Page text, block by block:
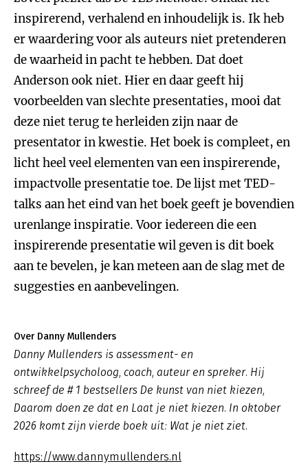
inspirerend, verhalend en inhoudelijk is. Ik heb
er waardering voor als auteurs niet pretenderen
de waarheid in pacht te hebben. Dat doet
Anderson ook niet. Hier en daar geeft hij
voorbeelden van slechte presentaties, mooi dat
deze niet terug te herleiden zijn naar de
presentator in kwestie. Het boek is compleet, en
licht heel veel elementen van een inspirerende,
impactvolle presentatie toe. De lijst met TED-
talks aan het eind van het boek geeft je bovendien
urenlange inspiratie. Voor iedereen die een
inspirerende presentatie wil geven is dit boek
aan te bevelen, je kan meteen aan de slag met de
suggesties en aanbevelingen.
Over Danny Mullenders
Danny Mullenders is assessment- en
ontwikkelpsycholoog, coach, auteur en spreker. Hij
schreef de # 1 bestsellers De kunst van niet kiezen,
Daarom doen ze dat en Laat je niet kiezen. In oktober
2026 komt zijn vierde boek uit: Wat je niet ziet.
https://www.dannymullenders.nl